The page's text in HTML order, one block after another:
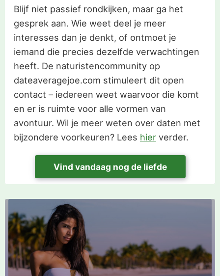
Blijf niet passief rondkijken, maar ga het
gesprek aan. Wie weet deel je meer
interesses dan je denkt, of ontmoet je
iemand die precies dezelfde verwachtingen
heeft. De naturistencommunity op
dateaveragejoe.com stimuleert dit open
contact – iedereen weet waarvoor die komt
en er is ruimte voor alle vormen van
avontuur. Wil je meer weten over daten met
bijzondere voorkeuren? Lees hierverder.
Vind vandaag nog de liefde